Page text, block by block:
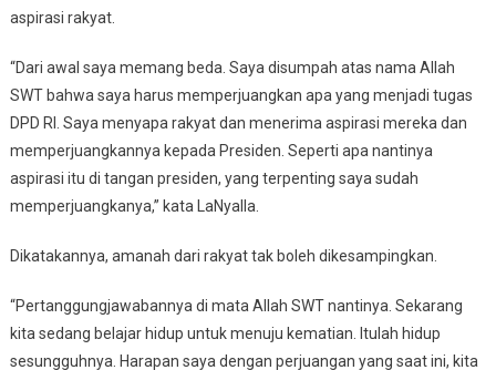
aspirasi rakyat.
“Dari awal saya memang beda. Saya disumpah atas nama Allah
SWT bahwa saya harus memperjuangkan apa yang menjadi tugas
DPD RI. Saya menyapa rakyat dan menerima aspirasi mereka dan
memperjuangkannya kepada Presiden. Seperti apa nantinya
aspirasi itu di tangan presiden, yang terpenting saya sudah
memperjuangkanya,” kata LaNyalla.
Dikatakannya, amanah dari rakyat tak boleh dikesampingkan.
“Pertanggungjawabannya di mata Allah SWT nantinya. Sekarang
kita sedang belajar hidup untuk menuju kematian. Itulah hidup
sesungguhnya. Harapan saya dengan perjuangan yang saat ini, kita